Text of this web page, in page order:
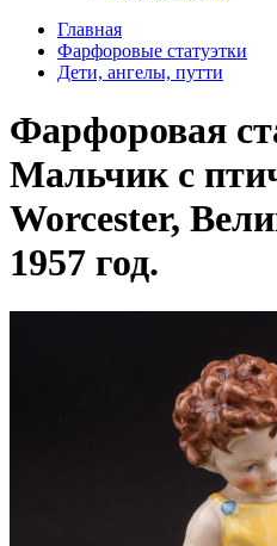
Главная
Фарфоровые статуэтки
Дети, ангелы, путти
Фарфоровая
Мальчик с
Worcester,
1957 год.